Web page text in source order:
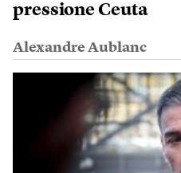
pressione Ceuta
Alexandre Aublanc